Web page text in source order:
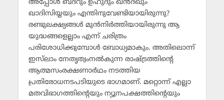
അപ്പോള്‍ ബദ്‌റും ഉഹുദും ഖന്‍ദഖും
ഖാദിസിയ്യയും എന്തിനുവേണ്ടിയായിരുന്നു?
രണ്ടുലക്ഷ്യങ്ങള്‍ മുന്‍നിര്‍ത്തിയായിരുന്നു ആ
യുദ്ധങ്ങളെല്ലാം എന്ന് ചരിത്രം
പരിശോധിക്കുമ്പോള്‍ ബോധ്യമാകും. അതിലൊന്ന്
ഇസ്‌ലാം നേതൃത്വംനല്‍കുന്ന രാഷ്ട്രത്തിന്റെ
ആത്മസംരക്ഷണാര്‍ഥം നടത്തിയ
പ്രതിരോധനടപടിയുടെ ഭാഗമാണ്. മറ്റൊന്ന് എല്ലാ
മതവിഭാഗത്തിന്റെയും ന്യൂനപക്ഷത്തിന്റെയും